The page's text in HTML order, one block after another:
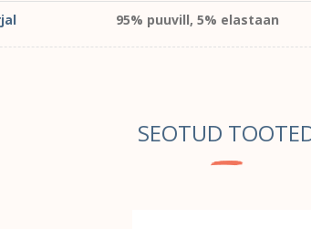
95% puuvill, 5% elastaan
SEOTUD